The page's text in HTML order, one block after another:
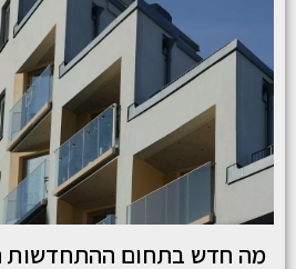
מה חדש בתחום ההתחדשות